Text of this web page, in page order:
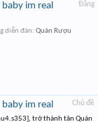
Đăng
baby im real
diễn đàn: Quán Rượu
Chủ đề
baby im real
trở thành tân Quán